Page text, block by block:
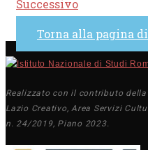
Successivo
Torna alla pagina
Realizzato con il contributo
Lazio Creativo, Area Servizi
n. 24/2019, Piano 2023.